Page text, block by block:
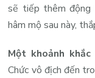
sẽ tiếp thêm động
hâm mộ sau này,
Một khoảnh
Chức vô địch đến